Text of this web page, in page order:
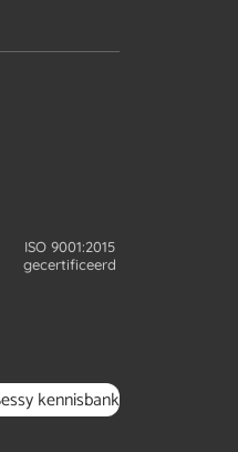
ISO 9001:2015
gecertificeerd
kennisbank